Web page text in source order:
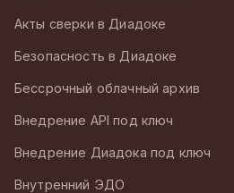
Акты сверки в Диадоке
Безопасность в Диадоке
Бессрочный облачный архив
Внедрение API под ключ
Внедрение Диадока под ключ
Внутренний ЭДО